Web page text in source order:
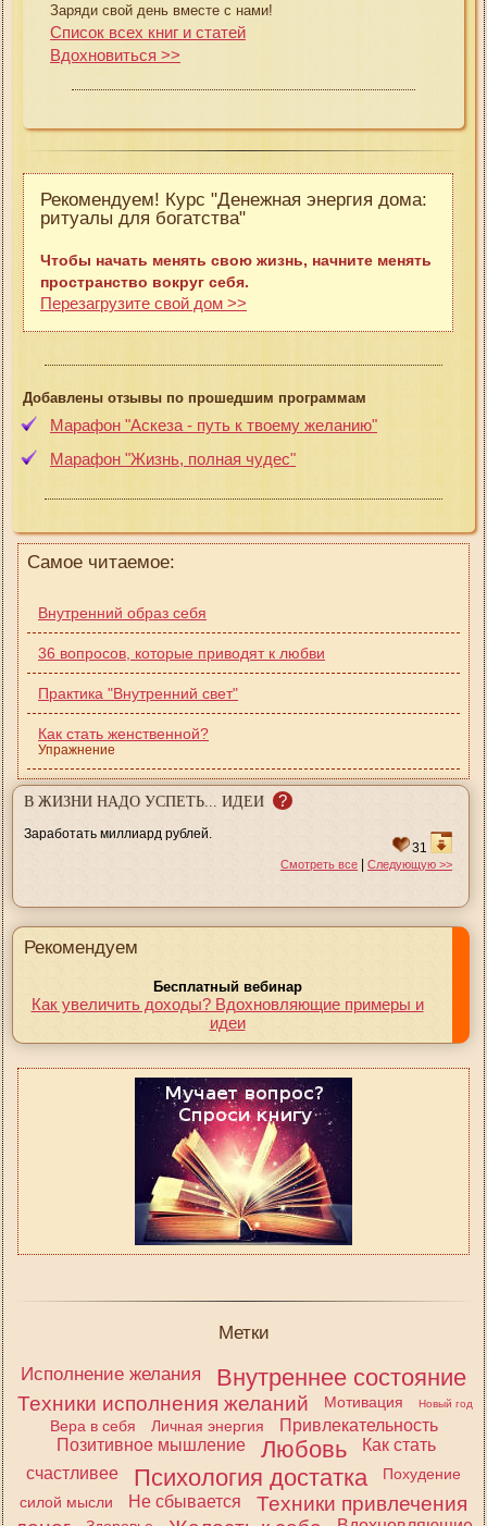
Заряди свой день вместе с нами!
Список всех книг и статей
Вдохновиться >>
Рекомендуем! Курс "Денежная энергия дома:
ритуалы для богатства"
Чтобы начать менять свою жизнь, начните менять
пространство вокруг себя.
Перезагрузите свой дом >>
Добавлены отзывы по прошедшим программам
Марафон "Аскеза - путь к твоему желанию"
Марафон "Жизнь, полная чудес"
Самое читаемое:
Внутренний образ себя
36 вопросов, которые приводят к любви
Практика "Внутренний свет"
Как стать женственной?
Упражнение
В ЖИЗНИ НАДО УСПЕТЬ... ИДЕИ ?
Заработать миллиард рублей.
31
Смотреть все | Следующую >>
Рекомендуем
Бесплатный вебинар
Как увеличить доходы? Вдохновляющие примеры и
идеи
Метки
Исполнение желания
Внутреннее состояние
Техники исполнения желаний Мотивация Новый год
Вера в себя Личная энергия
Привлекательность
Позитивное мышление
Любовь
Как стать
счастливее
Психология достатка
Похудение
силой мысли
Не сбывается
Техники привлечения